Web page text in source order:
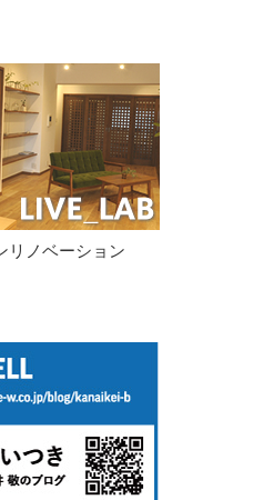
リノベーション